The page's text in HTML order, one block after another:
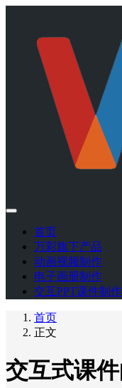
首页
万彩旗下产品
动画视频制作
电子画册制作
交互PPT课件制作
首页
正文
交互式课